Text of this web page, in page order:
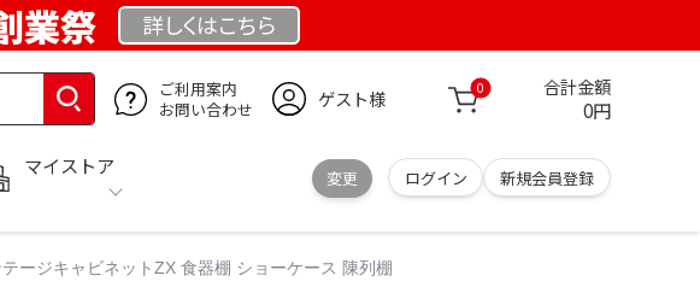
業祭 詳しくはこちら
ご利用案内
お問い合わせ
ゲスト様 0 合計金額
0円
マイストア
変更 ログイン 新規会員登録
ジキャビネットZX 食器棚 ショーケース 陳列棚